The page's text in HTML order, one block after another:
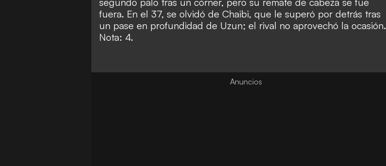
fuera. En el 37, se olvidó de Chaibi, que le superó por detrás tras
un pase en profundidad de Uzun; el rival no aprovechó la ocasión.
Nota: 4.